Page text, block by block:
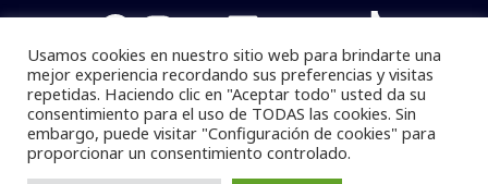
Facebook
Instagram
Twitter
LinkedIn
Telegram
YouTube
TikTok
Pymempresario © 2025 Todos los derechos reservados.
Se prohibe el uso de la información total o parcial sin
Usamos cookies en nuestro sitio web para brindarte una
mejor experiencia recordando sus preferencias y visitas
repetidas. Haciendo clic en "Aceptar todo" usted da su
consentimiento para el uso de TODAS las cookies. Sin
embargo, puede visitar "Configuración de cookies" para
proporcionar un consentimiento controlado.